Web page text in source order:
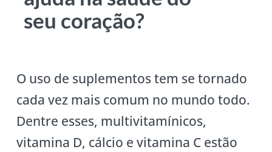
seu coração?
O uso de suplementos tem se tornado
cada vez mais comum no mundo todo.
Dentre esses, multivitamínicos,
vitamina D, cálcio e vitamina C estão